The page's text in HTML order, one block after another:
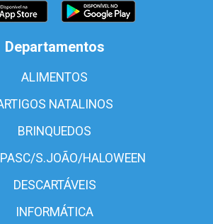
Departamentos
ALIMENTOS
NATALINOS
BRINQUEDOS
S.JOÃO/HALOWEEN
DESCARTÁVEIS
INFORMÁTICA